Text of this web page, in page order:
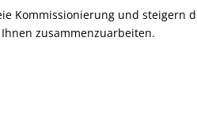
Kommissionierung und steigern
zusammenzuarbeiten.